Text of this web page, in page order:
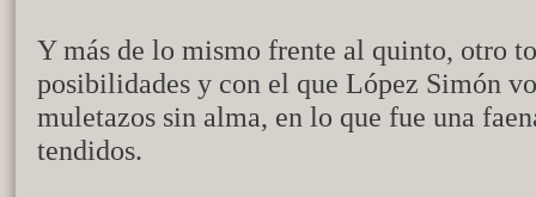
Y más de lo mismo frente al quinto, otro
posibilidades y con el que López Simón
muletazos sin alma, en lo que fue una
tendidos.